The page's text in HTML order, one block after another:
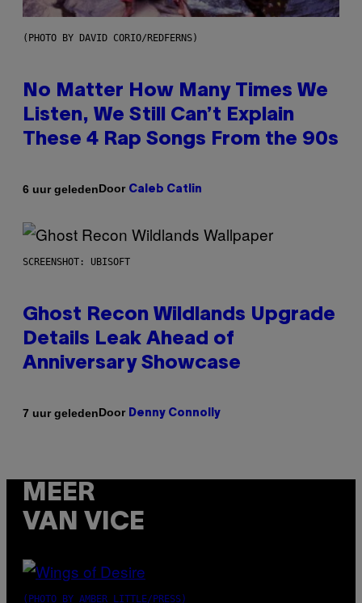
(PHOTO BY DAVID CORIO/REDFERNS)
No Matter How Many Times We
Listen, We Still Can’t Explain
These 4 Rap Songs From the 90s
6 uur geledenDoor Caleb Catlin
SCREENSHOT: UBISOFT
Ghost Recon Wildlands Upgrade
Details Leak Ahead of
Anniversary Showcase
7 uur geledenDoor Denny Connolly
MEER
VAN VICE
(PHOTO BY AMBER LITTLE/PRESS)